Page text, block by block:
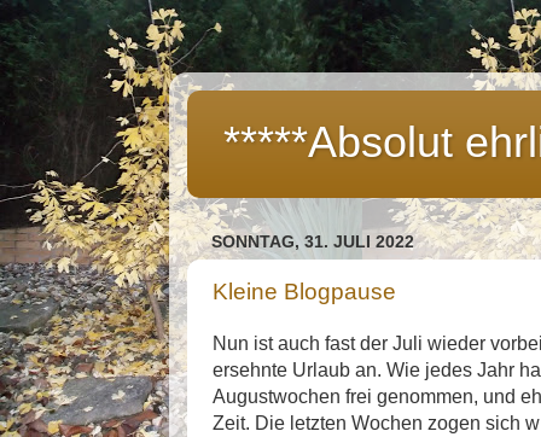
*****Absolut
SONNTAG, 31. JULI 2022
Kleine Blogpause
Nun ist auch fast der Juli wieder
ersehnte Urlaub an. Wie jedes Jahr
Augustwochen frei genommen, und
Zeit. Die letzten Wochen zogen sich